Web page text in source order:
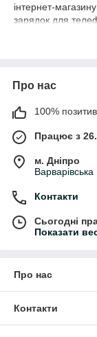
інтернет-
зарядок для
зарядки, швидкі
та безпечне
Що входить
зарядні
• мережеві
• USB зарядні
• швидкі зарядні
• адаптери
• зарядки для
• зарядні
• компактні
зарядні
Про нас
100%
Працює з
м. Дніпро
Контакти
Сьогодні
Показати
Про нас
Контакти